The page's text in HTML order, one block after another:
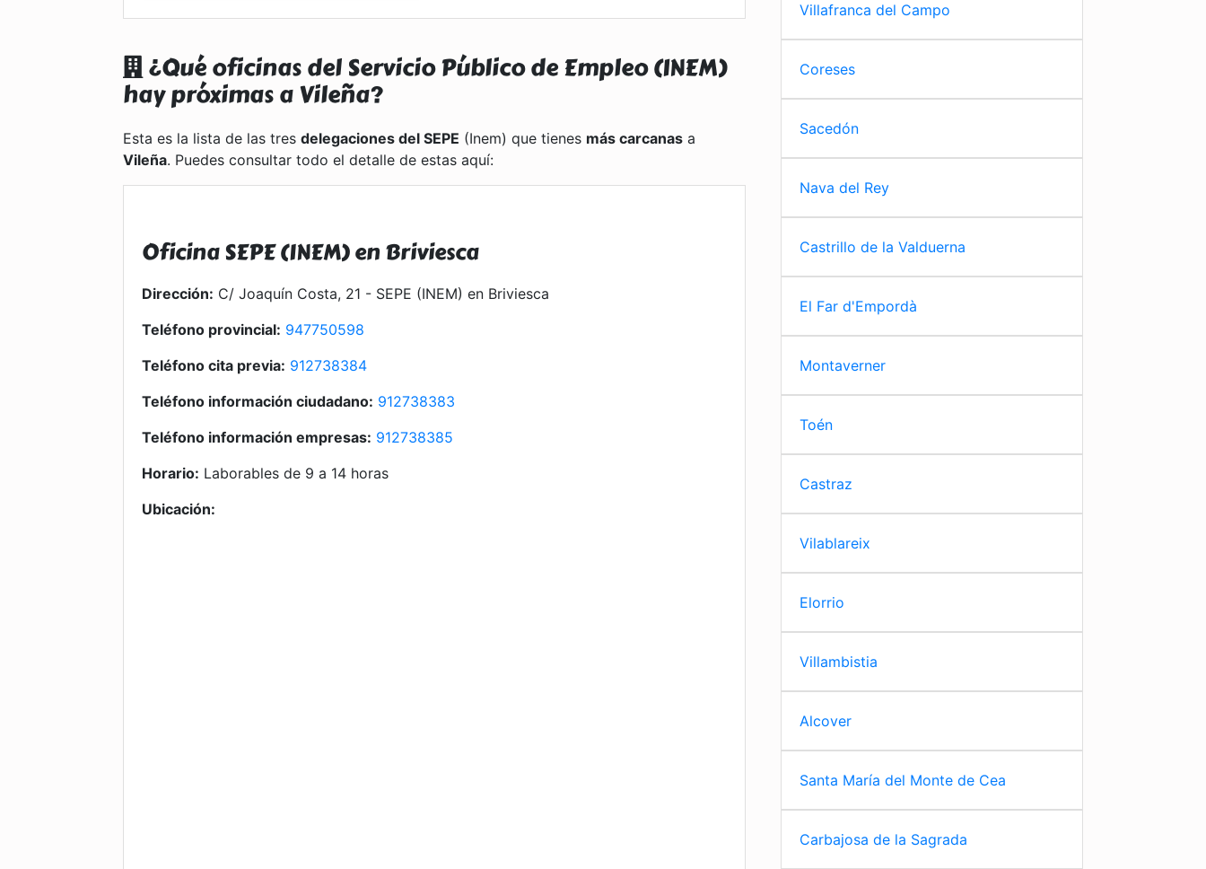
¿Qué oficinas del Servicio Público de Empleo (INEM)
hay próximas a Vileña?
Esta es la lista de las tres delegaciones del SEPE (Inem) que tienes más carcanas a
Vileña. Puedes consultar todo el detalle de estas aquí:
Oficina SEPE (INEM) en Briviesca
Dirección: C/ Joaquín Costa, 21 - SEPE (INEM) en Briviesca
Teléfono provincial: 947750598
Teléfono cita previa: 912738384
Teléfono información ciudadano: 912738383
Teléfono información empresas: 912738385
Horario: Laborables de 9 a 14 horas
Ubicación:
Villafranca del Campo
Coreses
Sacedón
Nava del Rey
Castrillo de la Valduerna
El Far d'Empordà
Montaverner
Toén
Castraz
Vilablareix
Elorrio
Villambistia
Alcover
Santa María del Monte de Cea
Carbajosa de la Sagrada